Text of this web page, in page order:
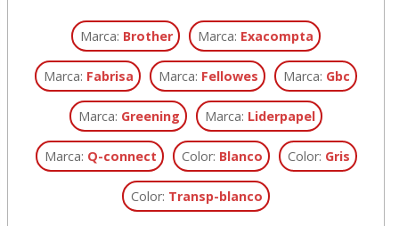
Marca: Brother Marca: Exacompta
Marca: Fabrisa Marca: Fellowes Marca: Gbc
Marca: Greening Marca: Liderpapel
Marca: Q-connect Color: Blanco Color: Gris
Color: Transp-blanco